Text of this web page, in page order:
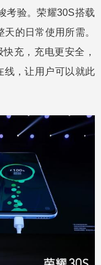
考验。荣耀30S搭载
的日常使用所需。
充，充电更安全，
线，让用户可以就此